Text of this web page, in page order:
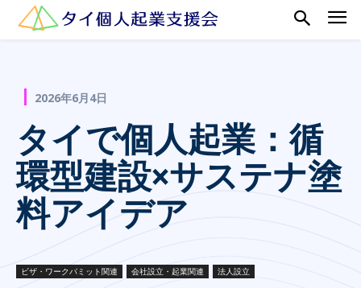
2026年6月4日
タイで個人起業：循
環型建設×サステナ塗
料アイデア
ビザ・ワークパミット関連 会社設立・起業関連 法人設立